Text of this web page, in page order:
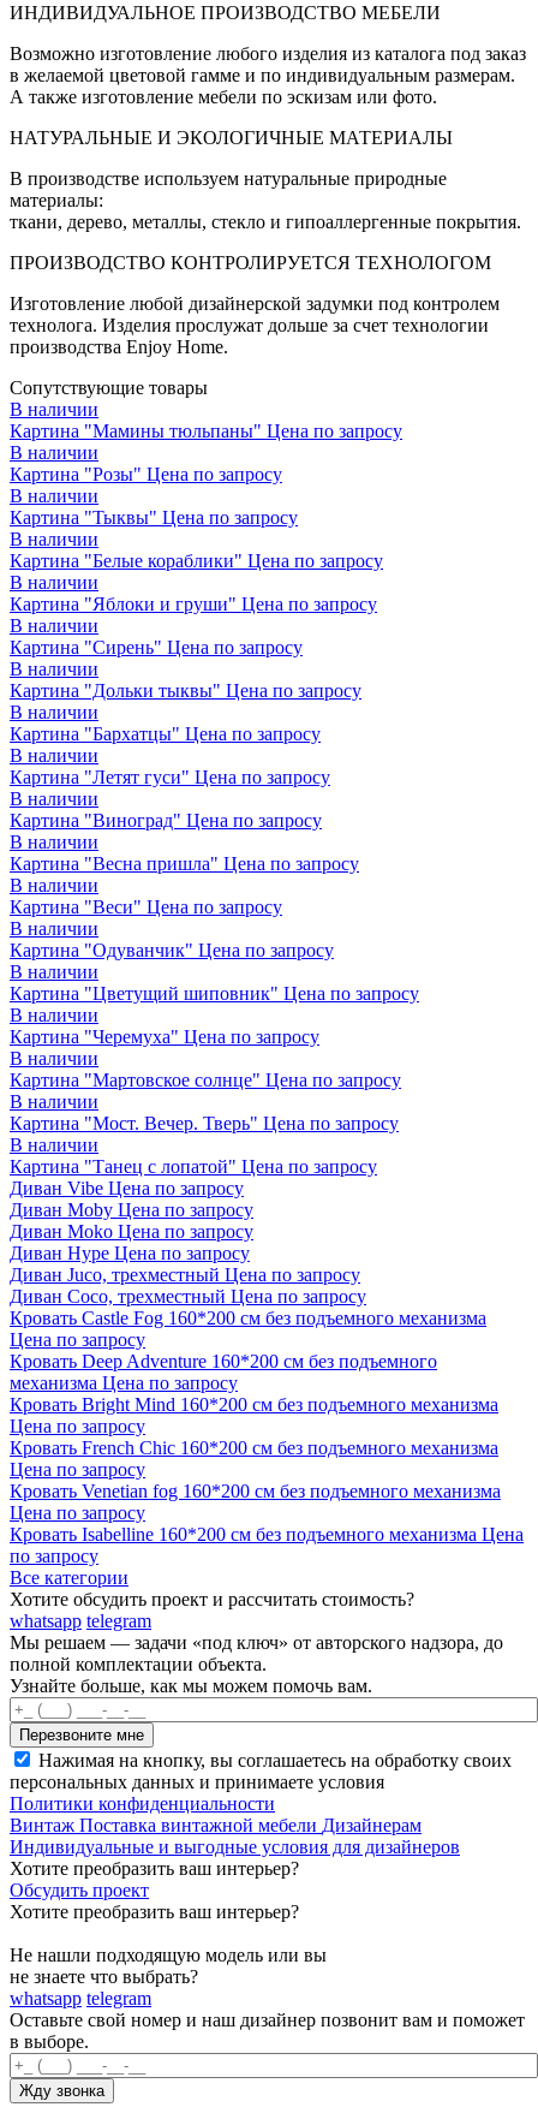
ИНДИВИДУАЛЬНОЕ ПРОИЗВОДСТВО МЕБЕЛИ
Возможно изготовление любого изделия из каталога под заказ
в желаемой цветовой гамме и по индивидуальным размерам.
А также изготовление мебели по эскизам или фото.
НАТУРАЛЬНЫЕ И ЭКОЛОГИЧНЫЕ МАТЕРИАЛЫ
В производстве используем натуральные природные
материалы:
ткани, дерево, металлы, стекло и гипоаллергенные покрытия.
ПРОИЗВОДСТВО КОНТРОЛИРУЕТСЯ ТЕХНОЛОГОМ
Изготовление любой дизайнерской задумки под контролем
технолога. Изделия прослужат дольше за счет технологии
производства Enjoy Home.
Сопутствующие товары
В наличии
Картина "Мамины тюльпаны" Цена по запросу
В наличии
Картина "Розы" Цена по запросу
В наличии
Картина "Тыквы" Цена по запросу
В наличии
Картина "Белые кораблики" Цена по запросу
В наличии
Картина "Яблоки и груши" Цена по запросу
В наличии
Картина "Сирень" Цена по запросу
В наличии
Картина "Дольки тыквы" Цена по запросу
В наличии
Картина "Бархатцы" Цена по запросу
В наличии
Картина "Летят гуси" Цена по запросу
В наличии
Картина "Виноград" Цена по запросу
В наличии
Картина "Весна пришла" Цена по запросу
В наличии
Картина "Веси" Цена по запросу
В наличии
Картина "Одуванчик" Цена по запросу
В наличии
Картина "Цветущий шиповник" Цена по запросу
В наличии
Картина "Черемуха" Цена по запросу
В наличии
Картина "Мартовское солнце" Цена по запросу
В наличии
Картина "Мост. Вечер. Тверь" Цена по запросу
В наличии
Картина "Танец с лопатой" Цена по запросу
Диван Vibe Цена по запросу
Диван Moby Цена по запросу
Диван Moko Цена по запросу
Диван Hype Цена по запросу
Диван Juco, трехместный Цена по запросу
Диван Coco, трехместный Цена по запросу
Кровать Castle Fog 160*200 см без подъемного механизма
Цена по запросу
Кровать Deep Adventure 160*200 см без подъемного
механизма Цена по запросу
Кровать Bright Mind 160*200 см без подъемного механизма
Цена по запросу
Кровать French Chic 160*200 см без подъемного механизма
Цена по запросу
Кровать Venetian fog 160*200 см без подъемного механизма
Цена по запросу
Кровать Isabelline 160*200 см без подъемного механизма Цена
по запросу
Все категории
Хотите обсудить проект и рассчитать стоимость?
whatsapp telegram
Мы решаем — задачи «под ключ» от авторского надзора, до
полной комплектации объекта.
Узнайте больше, как мы можем помочь вам.
Нажимая на кнопку, вы соглашаетесь на обработку своих
персональных данных и принимаете условия
Политики конфиденциальности
Винтаж Поставка винтажной мебели Дизайнерам
Индивидуальные и выгодные условия для дизайнеров
Хотите преобразить ваш интерьер?
Обсудить проект
Хотите преобразить ваш интерьер?
Не нашли подходящую модель или вы
не знаете что выбрать?
whatsapp telegram
Оставьте свой номер и наш дизайнер позвонит вам и поможет
в выборе.